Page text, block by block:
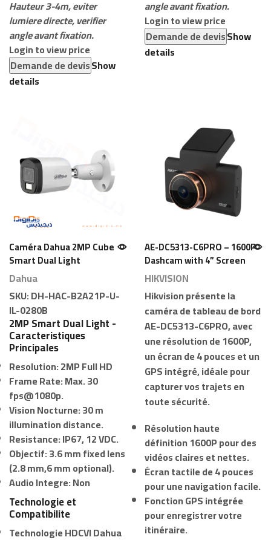
Hauteur 3-4m, eviter
lumiere directe, verifier
angle avant fixation.
Login to view price
Demande de devisShow
details
angle avant fixation.
Login to view price
Demande de devisShow
details
Caméra Dahua 2MP Cube
Smart Dual Light
Dahua
SKU:DH-HAC-B2A21P-U-
IL-0280B
2MP Smart Dual Light -
Caracteristiques
Principales
Resolution:2MP Full HD
Frame Rate:Max. 30
fps@1080p.
Vision Nocturne:30 m
illumination distance.
Resistance:IP67, 12 VDC.
Objectif:3.6 mm fixed lens
(2.8 mm,6 mm optional).
Audio Integre:Non
Technologie et
Compatibilite
Technologie HDCVI Dahua
AE-DC5313-C6PRO – 1600P
Dashcam with 4” Screen
and GPS – Hikvision
HIKVISION
Hikvisionprésente la
caméra de tableau de bord
AE-DC5313-C6PRO, avec
une résolution de 1600P,
un écran de 4 pouces et un
GPS intégré, idéale pour
capturer vos trajets en
toute sécurité.
Résolution haute
définition 1600P pour des
vidéos claires et nettes.
Écran tactile de 4 pouces
pour une navigation facile.
Fonction GPS intégrée
pour enregistrer votre
itinéraire.